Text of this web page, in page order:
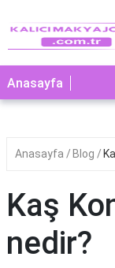
Anasayfa
Anasayfa Blog
Kaş
nedir?